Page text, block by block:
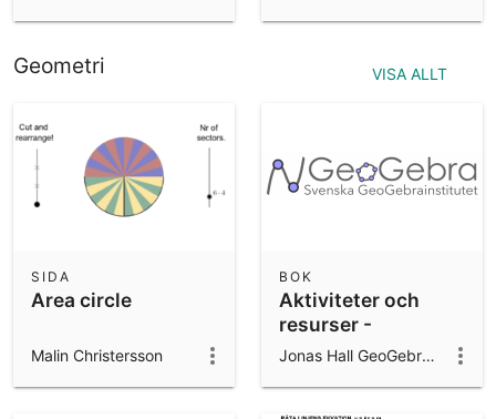
Geometri VISA ALLT
Area circle
SIDA
Malin Christersson
Aktiviteter och
resurser -
GeoGebra
BOK
Jonas Hall GeoGebra ambassador 2024/25